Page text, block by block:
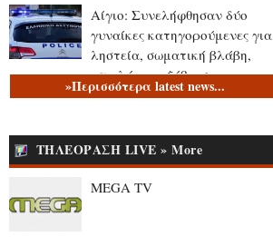
Αίγιο: Συνελήφθησαν δύο
γυναίκες κατηγορούμενες για
ληστεία, σωματική βλάβη,
απειλή και εξύβριση
Αύγουστος 06, 2026
Λάκη Χαλκιά (videos)
Αύγουστος 06, 2026
»Περισσότερα latest news...
ΤΗΛΕΟΡΑΣΗ LIVE » More
MEGA TV